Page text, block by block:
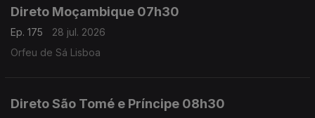
Direto Moçambique 07h30
Ep. 175
28 jul. 2026
Orfeu de Sá Lisboa
Direto São Tomé e Príncipe 08h30